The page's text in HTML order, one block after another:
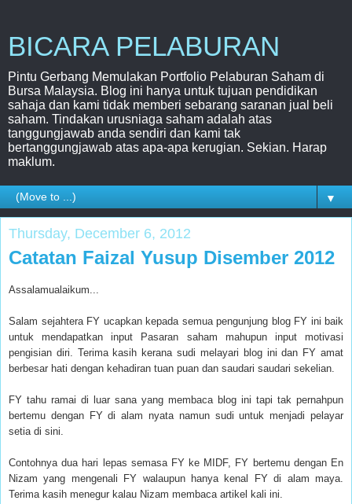
BICARA PELABURAN
Pintu Gerbang Memulakan Portfolio Pelaburan Saham di
Bursa Malaysia. Blog ini hanya untuk tujuan pendidikan
sahaja dan kami tidak memberi sebarang saranan jual beli
saham. Tindakan urusniaga saham adalah atas
tanggungjawab anda sendiri dan kami tak
bertanggungjawab atas apa-apa kerugian. Sekian. Harap
maklum.
▼
Thursday, December 6, 2012
Catatan Faizal Yusup Disember 2012
Assalamualaikum...
Salam sejahtera FY ucapkan kepada semua pengunjung blog FY ini baik
untuk mendapatkan input Pasaran saham mahupun input motivasi
pengisian diri. Terima kasih kerana sudi melayari blog ini dan FY amat
berbesar hati dengan kehadiran tuan puan dan saudari saudari sekelian.
FY tahu ramai di luar sana yang membaca blog ini tapi tak pernahpun
bertemu dengan FY di alam nyata namun sudi untuk menjadi pelayar
setia di sini.
Contohnya dua hari lepas semasa FY ke MIDF, FY bertemu dengan En
Nizam yang mengenali FY walaupun hanya kenal FY di alam maya.
Terima kasih menegur kalau Nizam membaca artikel kali ini.